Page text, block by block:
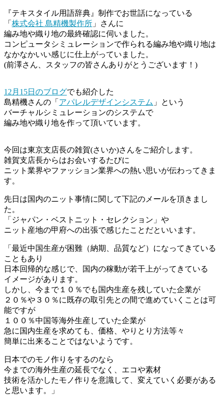
『テキスタイル用語辞典』制作でお世話になっている
「 株式会社 島精機製作所 」さんに
編み地や織り地の最終確認に伺いました。
コンピュータシミュレーションで作られる編み地や織り地は
なかなかいい感じに仕上がっていました。
(前澤さん、スタッフの皆さんありがとうございます！)
12月15日のブログでも紹介した
島精機さんの「 アパレルデザインシステム 」という
バーチャルシミュレーションのシステムで
編み地や織り地を作って頂いています。
今回は東京支店長の雑賀(さいか)さんをご紹介します。
雑賀支店長からはお会いするたびに
ニット業界やファッション業界への熱い思いが伝わってきま
す。
先日は国内のニット事情に関して下記のメールを頂きまし
た。
「ジャパン・ベストニット・セレクション」や
ニット産地の甲府への出張で感じたことだといいます。
「最近中国生産が困難（納期、品質など）になってきている
こともあり
日本回帰的な感じで、国内の稼動が若干上がってきている
イメージがあります。
しかし、今まで１０％でも国内生産を残していた企業が
２０％や３０％に既存の取引先との間で進めていくことは可
能ですが
１００％中国等海外生産していた企業が
急に国内生産を求めても、価格、やりとり方法等々
簡単に出来ることではないようです。
日本でのモノ作りをするのなら
今までの海外生産の延長でなく、エコや素材
技術を活かしたモノ作りを意識して、変えていく必要がある
と思います。」